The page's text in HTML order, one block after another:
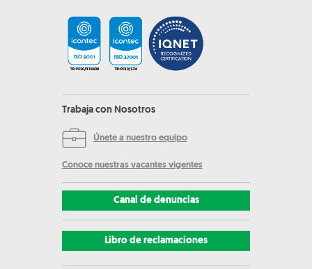
Trabaja con Nosotros
Únete a nuestro equipo
Conoce nuestras vacantes vigentes
Canal de denuncias
Libro de reclamaciones